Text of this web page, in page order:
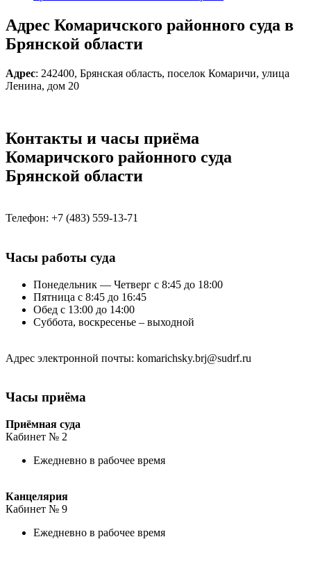
Адрес Комаричского районного суда в
Брянской области
Адрес: 242400, Брянская область, поселок Комаричи, улица
Ленина, дом 20
Контакты и часы приёма
Комаричского районного суда
Брянской области
Телефон: +7 (483) 559-13-71
Часы работы суда
Понедельник — Четверг с 8:45 до 18:00
Пятница с 8:45 до 16:45
Обед с 13:00 до 14:00
Суббота, воскресенье – выходной
Адрес электронной почты: komarichsky.brj@sudrf.ru
Часы приёма
Приёмная суда
Кабинет № 2
Ежедневно в рабочее время
Канцелярия
Кабинет № 9
Ежедневно в рабочее время